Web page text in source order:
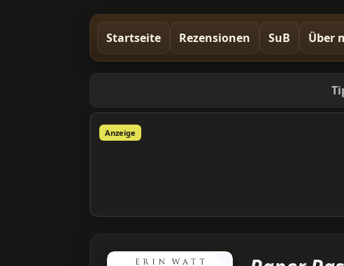
Startseite Rezensionen SuB Über
Anzeige